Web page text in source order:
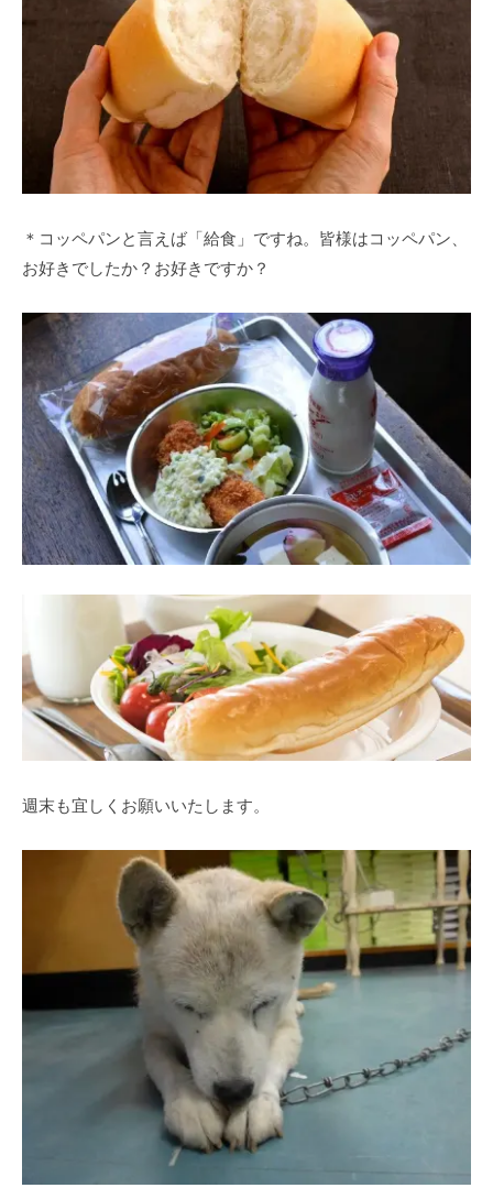
＊コッペパンと言えば「給食」ですね。皆様はコッペパン、
お好きでしたか？お好きですか？
週末も宜しくお願いいたします。